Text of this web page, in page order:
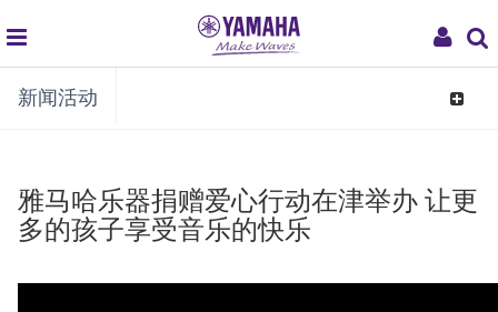
My
global
navigation
新闻活动
Toggle
雅马哈乐器捐赠爱心行动在津举办 让更
多的孩子享受音乐的快乐